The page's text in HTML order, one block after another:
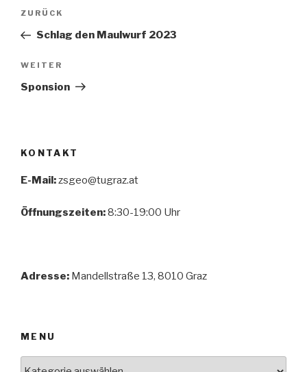
Beitragsnavigation
Vorheriger
Beitrag
ZURÜCK
Schlag den Maulwurf 2023
Nächster
Beitrag
WEITER
Sponsion
KONTAKT
E-Mail:zsgeo@tugraz.at
Öffnungszeiten:8:30-19:00 Uhr
Adresse: Mandellstraße 13, 8010 Graz
MENU